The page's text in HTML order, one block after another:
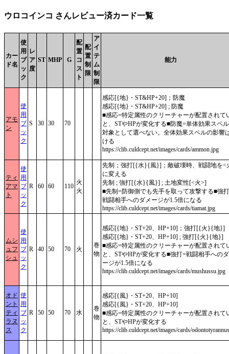
ウロコインコ さんレビュー済カード一覧
カー
ド名
使
用
ブ
ッ
ク
レ
ア
度
ST MHP G
配
置
コ
ス
ト
配
置
制
限
ア
イ
テ
ム
制
限
能力
アモ
ン
使
用
ブ
ッ
ク
S 30 30 70
感応[{地}・ST&HP+20]；防魔
感応[{地}・ST&HP+20] ; 防魔
■感応=特定属性のクリーチャーが配置されて
と、STやHPが変化する■防魔=単体効果スペ
対象として選べない。全体効果スペルの影響
ける
https://clib.culdcept.net/images/cards/ammon.jpg
ティ
アマ
ト
使
用
ブ
ッ
ク
R 60 60 110
火
火
先制；強打[{水}{風}]；敵破壊時、戦闘地を<
に変える
先制 ; 強打[{水}{風}] ; 土地変性[<火>]
■先制=防御側でも先手を取って攻撃する■強
戦闘相手へのダメージが1.5倍になる
https://clib.culdcept.net/images/cards/tiamat.jpg
ムシ
ュフ
シュ
使
用
ブ
ッ
ク
R 40 50 70 火
巻
物
感応[{地}・ST+20、HP+10]；強打[{火}{地}]
感応[{地}・ST+20、HP+10] ; 強打[{火}{地}]
■感応=特定属性のクリーチャーが配置されて
と、STやHPが変化する■強打=戦闘相手への
ージが1.5倍になる
https://clib.culdcept.net/images/cards/mushussu.jpg
オド
ント
ティ
ラヌ
ス
使
用
ブ
ッ
ク
R 50 50 70 水
巻
物
感応[{風}・ST+20、HP+10]
感応[{風}・ST+20、HP+10]
■感応=特定属性のクリーチャーが配置されて
と、STやHPが変化する
https://clib.culdcept.net/images/cards/